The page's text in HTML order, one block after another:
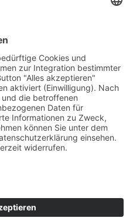
Versand
MS
Dienstleistungen